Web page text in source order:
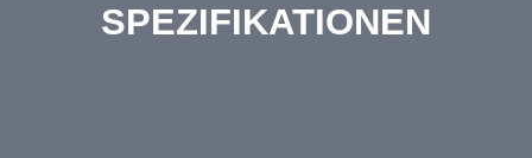
SPEZIFIKATIONEN